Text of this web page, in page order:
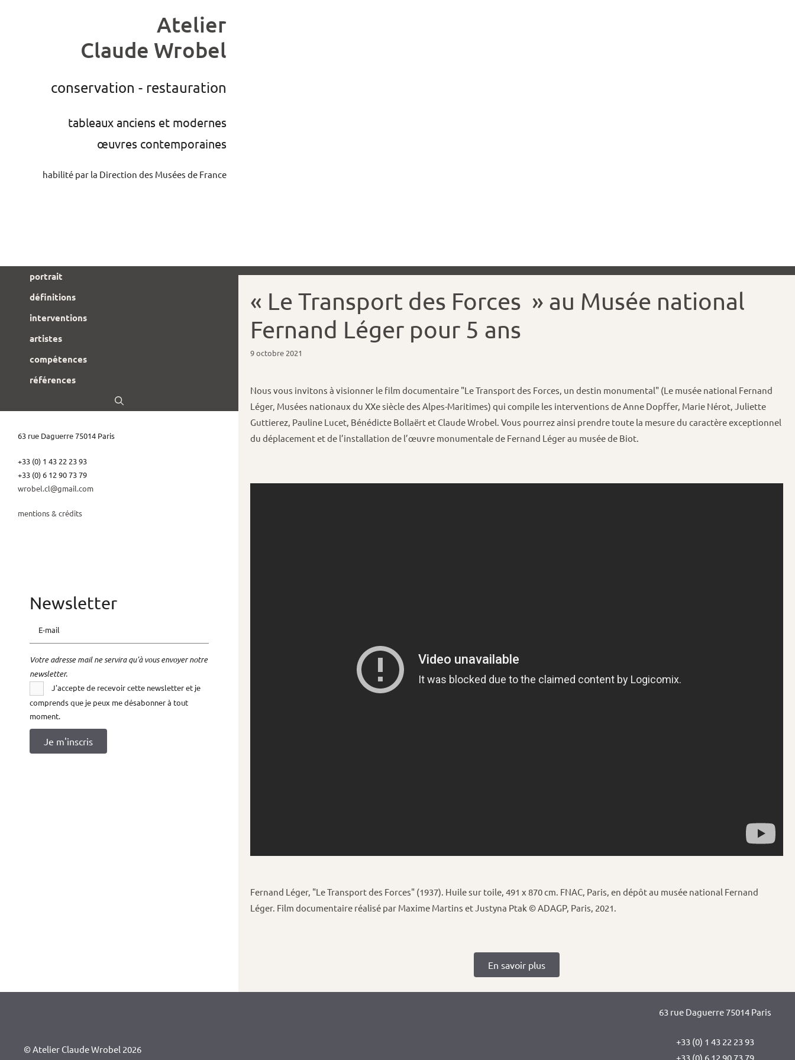
Atelier
Claude Wrobel
conservation - restauration
tableaux anciens et modernes
œuvres contemporaines
habilité par la Direction des Musées de France
« Le Transport des Forces » au Musée national
Fernand Léger pour 5 ans
9 octobre 2021
Nous vous invitons à visionner le film documentaire "Le Transport des Forces, un destin monumental" (Le musée national Fernand
Léger, Musées nationaux du XXe siècle des Alpes-Maritimes) qui compile les interventions de Anne Dopffer, Marie Nérot, Juliette
Guttierez, Pauline Lucet, Bénédicte Bollaërt et Claude Wrobel. Vous pourrez ainsi prendre toute la mesure du caractère exceptionnel
du déplacement et de l’installation de l’œuvre monumentale de Fernand Léger au musée de Biot.
Fernand Léger, "Le Transport des Forces" (1937). Huile sur toile, 491 x 870 cm. FNAC, Paris, en dépôt au musée national Fernand
Léger. Film documentaire réalisé par Maxime Martins et Justyna Ptak © ADAGP, Paris, 2021.
En savoir plus
portrait
définitions
interventions
artistes
compétences
références
63 rue Daguerre 75014 Paris
+33 (0) 1 43 22 23 93
+33 (0) 6 12 90 73 79
wrobel.cl@gmail.com
mentions & crédits
Newsletter
E-mail
Votre adresse mail ne servira qu'à vous envoyer notre
newsletter.
J'accepte de recevoir cette newsletter et je
comprends que je peux me désabonner à tout
moment.
Je m'inscris
63 rue Daguerre 75014 Paris
+33 (0) 1 43 22 23 93
+33 (0) 6 12 90 73 79
© Atelier Claude Wrobel 2026